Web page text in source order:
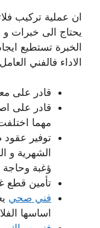
ان عملية تركيب
يحتاج الى خبرات و
الخبرة تستطيع
الاداء فالفني
قادر على
قادر على
مهما
توفير عقود
الشهرية
ؤغبة
تأمين قطع
فني صحي
اساسها